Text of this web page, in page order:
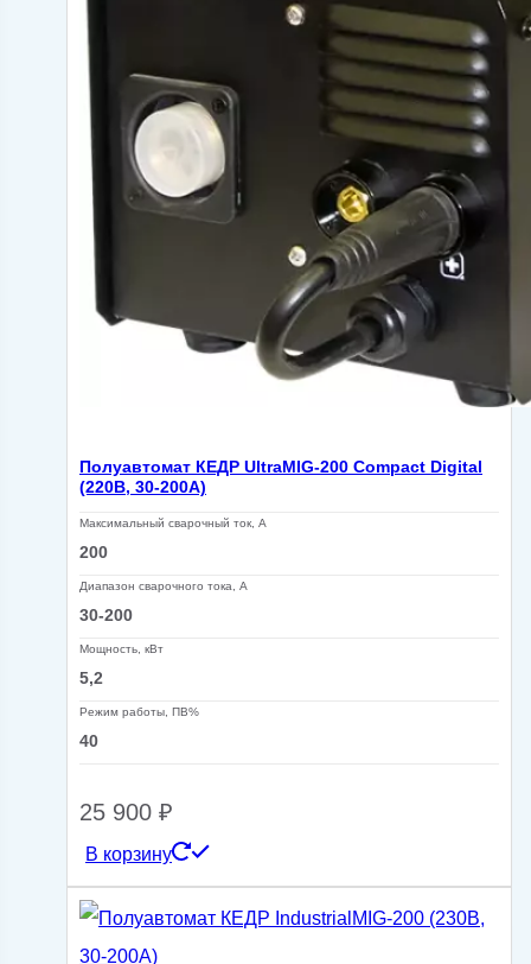
Полуавтомат КЕДР UltraMIG-200 Compact Digital
(220В, 30-200А)
Максимальный сварочный ток, А
200
Диапазон сварочного тока, А
30-200
Мощность, кВт
5,2
Режим работы, ПВ%
40
25 900 ₽
В корзину